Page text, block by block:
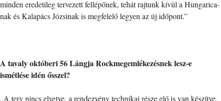
minden eredetileg tervezett fellépőnek, tehát rajtunk kívül a Hungarica-
nak és Kalapács Józsinak is megfelelő legyen az új időpont.”
A tavaly októberi 56 Lángja Rockmegemlékezésnek lesz-e
ismétlése idén ősszel?
„A terv nincs elvetve, a rendezvény technikai része elő is van készítve,